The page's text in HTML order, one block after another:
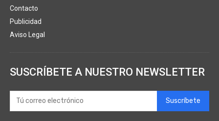
Contacto
Publicidad
Aviso Legal
SUSCRÍBETE A NUESTRO NEWSLETTER
Suscríbete